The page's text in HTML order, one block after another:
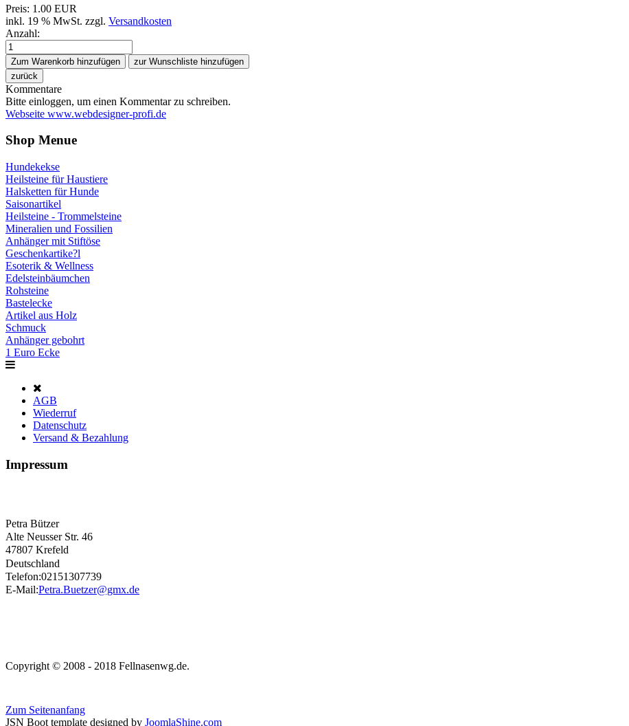
Preis: 1.00 EUR
inkl. 19 % MwSt. zzgl. Versandkosten
Anzahl:
Kommentare
Bitte einloggen, um einen Kommentar zu schreiben.
Webseite www.webdesigner-profi.de
Shop Menue
Hundekekse
Heilsteine für Haustiere
Halsketten für Hunde
Saisonartikel
Heilsteine - Trommelsteine
Mineralien und Fossilien
Anhänger mit Stiftöse
Geschenkartike?l
Esoterik & Wellness
Edelsteinbäumchen
Rohsteine
Bastelecke
Artikel aus Holz
Schmuck
Anhänger gebohrt
1 Euro Ecke
AGB
Wiederruf
Datenschutz
Versand & Bezahlung
Impressum
Petra Bützer
Alte Neusser Str. 46
47807 Krefeld
Deutschland
Telefon:02151307739
E-Mail:Petra.Buetzer@gmx.de
Copyright © 2008 - 2018 Fellnasenwg.de.
Zum Seitenanfang
JSN Boot template designed by JoomlaShine.com